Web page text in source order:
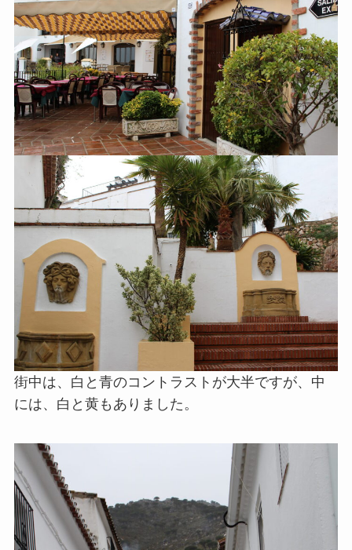
街中は、白と青のコントラストが大半ですが、中
には、白と黄もありました。